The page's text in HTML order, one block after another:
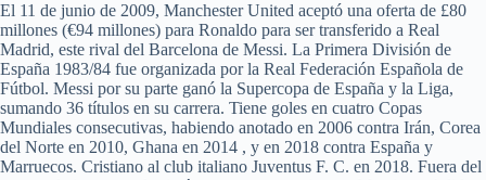
e
n
i
d
o
El 11 de junio de 2009, Manchester United aceptó una oferta de £80
millones (€94 millones) para Ronaldo para ser transferido a Real
Madrid, este rival del Barcelona de Messi. La Primera División de
España 1983/84 fue organizada por la Real Federación Española de
Fútbol. Messi por su parte ganó la Supercopa de España y la Liga,
sumando 36 títulos en su carrera. Tiene goles en cuatro Copas
Mundiales consecutivas, habiendo anotado en 2006 contra Irán, Corea
del Norte en 2010, Ghana en 2014 , y en 2018 contra España y
Marruecos. Cristiano al club italiano Juventus F. C. en 2018. Fuera del